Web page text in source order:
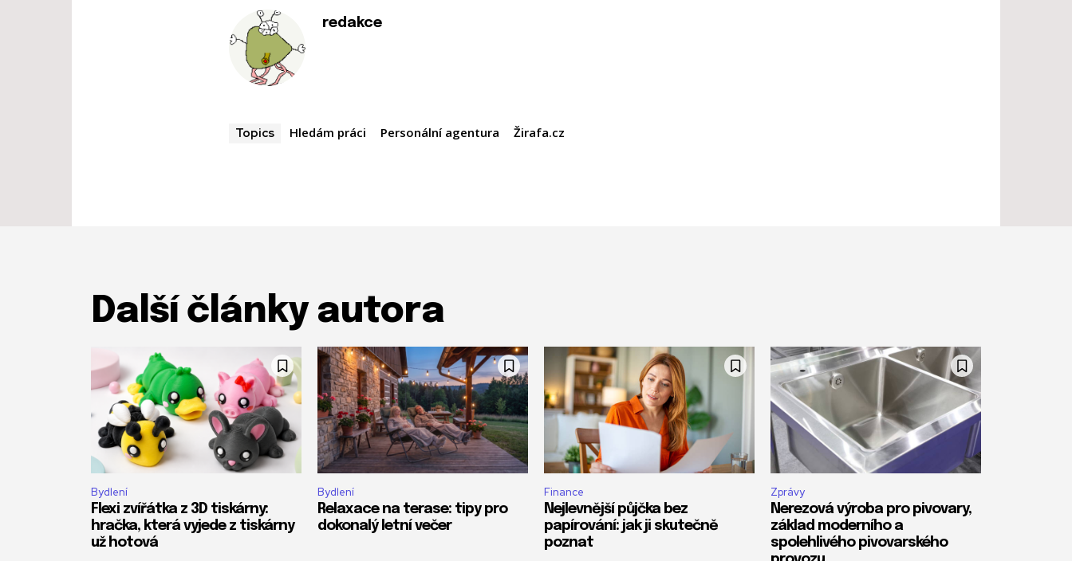
redakce
Topics Hledám práci Personální agentura Žirafa.cz
Další články autora
Bydlení
Flexi zvířátka z 3D tiskárny:
hračka, která vyjede z tiskárny
už hotová
Bydlení
Relaxace na terase: tipy pro
dokonalý letní večer
Finance
Nejlevnější půjčka bez
papírování: jak ji skutečně
poznat
Zprávy
Nerezová výroba pro pivovary,
základ moderního a
spolehlivého pivovarského